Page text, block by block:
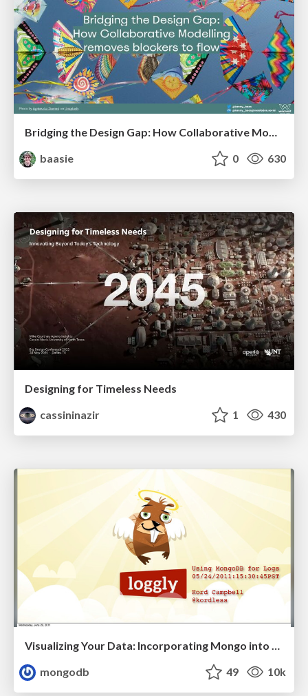
Bridging the Design Gap: How Collaborative Modelling removes blockers to flow between stakeholders and teams @FastFlow conf
baasie
0 630
Designing for Timeless Needs
cassininazir
1 430
Visualizing Your Data: Incorporating Mongo into Loggly Infrastructure
mongodb
49 10k